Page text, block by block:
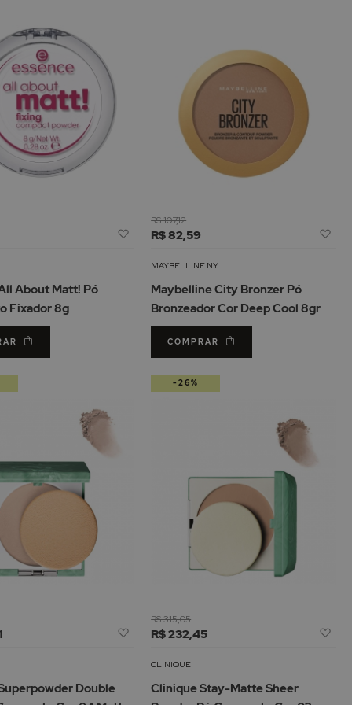
Adicionar
Lista
Desejos
About Matt! Pó
Fixador 8g
R$ 82,59
R$ 107,12
MAYBELLINE NY
Maybelline City Bronzer Pó
Bronzeador Cor Deep Cool 8gr
COMPRAR
Adicionar
Lista
Desejos
Double
R$ 232,45
R$ 315,05
CLINIQUE
Clinique Stay-Matte Sheer
-26%